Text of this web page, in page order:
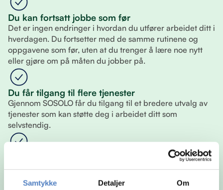
Samtykke Detaljer Om
Du kan fortsatt jobbe som før
Det er ingen endringer i hvordan du utfører arbeidet ditt i
hverdagen. Du fortsetter med de samme rutinene og
oppgavene som før, uten at du trenger å lære noe nytt
eller gjøre om på måten du jobber på.
Du får tilgang til flere tjenester
Gjennom SOSOLO får du tilgang til et bredere utvalg av
tjenester som kan støtte deg i arbeidet ditt som
selvstendig.
Du står fritt til å sette sammen din egen løsning. Det betyr
at du kun bruker tjenestene som er relevante for deg, og